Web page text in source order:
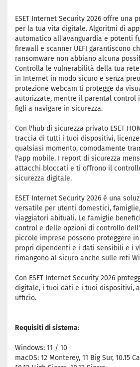
ESET Internet Security 2026 offre una
per la tua vita digitale. Algoritmi di
automatico all'avanguardia e potenti
firewall e scanner UEFI garantiscono
ransomware non abbiano alcuna
Controlla le vulnerabilità della tua
in Internet in modo sicuro e senza
protezione webcam ti protegge da
autorizzate, mentre il parental control
figli a navigare in sicurezza.
Con l'hub di sicurezza privato ESET
traccia di tutti i tuoi dispositivi, licenze
qualsiasi momento, comodamente
l'app mobile. I report di sicurezza
attacchi bloccati e ti offrono il
sicurezza digitale.
ESET Internet Security 2026 è una
versatile per utenti domestici,
viaggiatori abituali. Le famiglie
control e delle opzioni di controllo
piccole imprese possono proteggere
propri dipendenti e i dati sensibili e i
rimangono al sicuro anche sulle reti
Con ESET Internet Security 2026
digitale, i tuoi dati e i tuoi dispositivi,
ufficio.
Requisiti di sistema:
Windows: 11 / 10
macOS: 12 Monterey, 11 Big Sur, 10.15